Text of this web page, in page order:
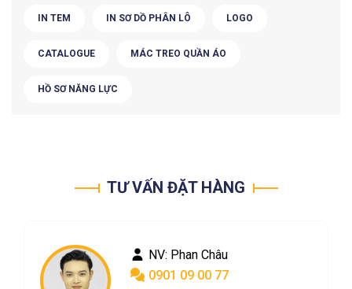
IN TEM IN SƠ DỒ PHÂN LÔ LOGO
CATALOGUE MÁC TREO QUẦN ÁO
HỒ SƠ NĂNG LỰC
TƯ VẤN ĐẶT HÀNG
NV: Phan Châu
0901 09 00 77